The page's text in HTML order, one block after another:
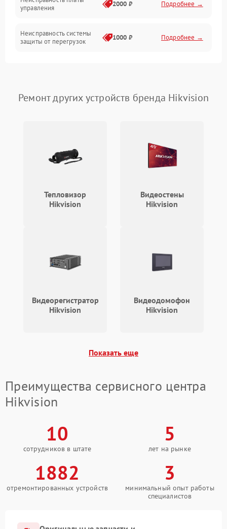
управления
2000 ₽ Подробнее →
Неисправность системы
защиты от перегрузок
1000 ₽ Подробнее →
Повреждение системы
защиты от перегрева
Подробнее →
защиты от
перенапряжения
Подробнее →
Повреждение системы
защиты от перегрузок
защиты от перегрева
Подробнее →
Ремонт других устройств бренда Hikvision
Тепловизор
Hikvision
Видеостены
Hikvision
Видеорегистратор
Hikvision
Видеодомофон
Hikvision
Показать еще
Преимущества сервисного центра
Hikvision
10
сотрудников в штате
5
лет на рынке
1882
отремонтированных устройств
3
минимальный опыт работы
специалистов